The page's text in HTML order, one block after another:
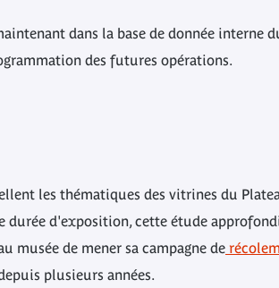
dans la base de donnée interne
des futures opérations.
les thématiques des vitrines du
durée d'exposition, cette étude
musée de mener sa campagne de
plusieurs années.